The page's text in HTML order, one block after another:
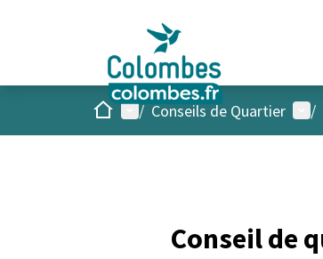
AccueilMenu principal
/ Conseils de Quartier /
Conseil de